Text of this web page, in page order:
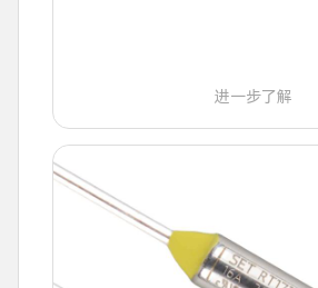
进一步了解